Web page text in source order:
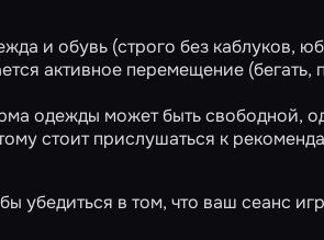
и обувь (строго без каблуков,
активное перемещение (бегать,
одежды может быть свободной,
стоит прислушаться к
убедиться в том, что ваш сеанс